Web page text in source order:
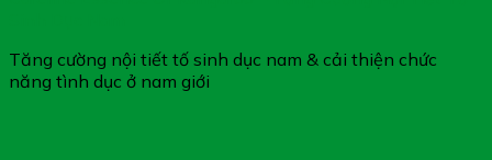
Tăng cường nội tiết tố sinh dục nam & cải thiện chức
năng tình dục ở nam giới